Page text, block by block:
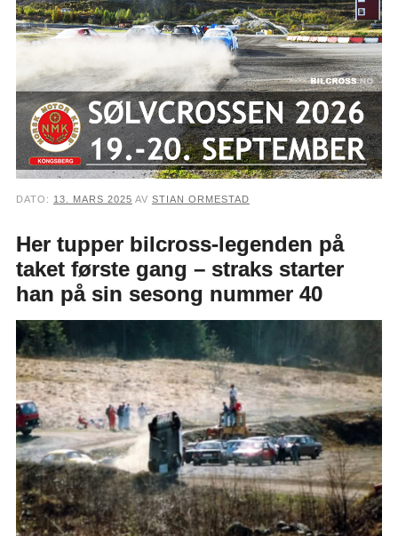
DATO: 13. MARS 2025 AV STIAN ORMESTAD
Her tupper bilcross-legenden på
taket første gang – straks starter
han på sin sesong nummer 40